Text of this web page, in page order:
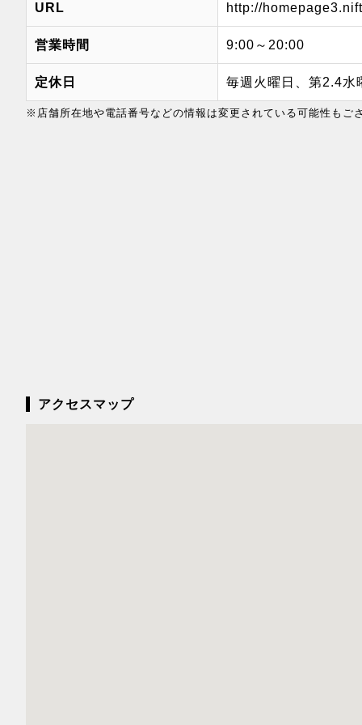
URL http://
営業時間 9:00～20:00
定休日 毎週火曜日、第2.4水
※店舗所在地や電話番号などの情報は変更されている可能性もご
アクセスマップ